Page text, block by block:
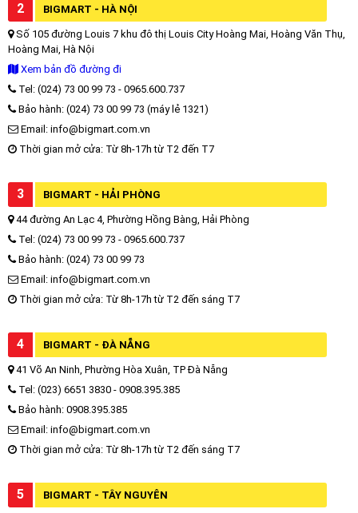
2 BIGMART - HÀ NỘI
Số 105 đường Louis 7 khu đô thị Louis City Hoàng Mai, Hoàng Văn Thụ,
Hoàng Mai, Hà Nội
Xem bản đồ đường đi
Tel: (024) 73 00 99 73 - 0965.600.737
Bảo hành: (024) 73 00 99 73 (máy lẻ 1321)
Email: info@bigmart.com.vn
Thời gian mở cửa: Từ 8h-17h từ T2 đến T7
3 BIGMART - HẢI PHÒNG
44 đường An Lạc 4, Phường Hồng Bàng, Hải Phòng
Tel: (024) 73 00 99 73 - 0965.600.737
Bảo hành: (024) 73 00 99 73
Email: info@bigmart.com.vn
Thời gian mở cửa: Từ 8h-17h từ T2 đến sáng T7
4 BIGMART - ĐÀ NẴNG
41 Võ An Ninh, Phường Hòa Xuân, TP Đà Nẵng
Tel: (023) 6651 3830 - 0908.395.385
Bảo hành: 0908.395.385
Email: info@bigmart.com.vn
Thời gian mở cửa: Từ 8h-17h từ T2 đến sáng T7
5 BIGMART - TÂY NGUYÊN